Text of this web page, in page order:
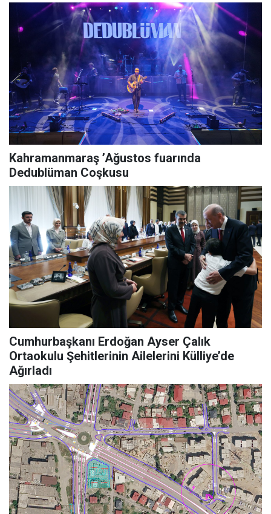
Kahramanmaraş ’Ağustos fuarında
Dedublüman Coşkusu
Cumhurbaşkanı Erdoğan Ayser Çalık
Ortaokulu Şehitlerinin Ailelerini Külliye’de
Ağırladı